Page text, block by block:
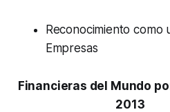
Reconocimiento como
Empresas
Financieras del Mundo
2013